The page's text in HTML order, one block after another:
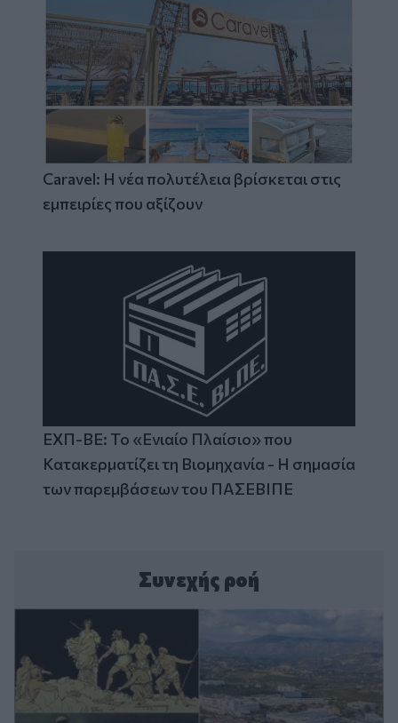
Caravel: Η νέα πολυτέλεια βρίσκεται στις
εμπειρίες που αξίζουν
ΕΧΠ-ΒΕ: Το «Ενιαίο Πλαίσιο» που
Κατακερματίζει τη Βιομηχανία - Η σημασία
των παρεμβάσεων του ΠΑΣΕΒΙΠΕ
Συνεχής ροή